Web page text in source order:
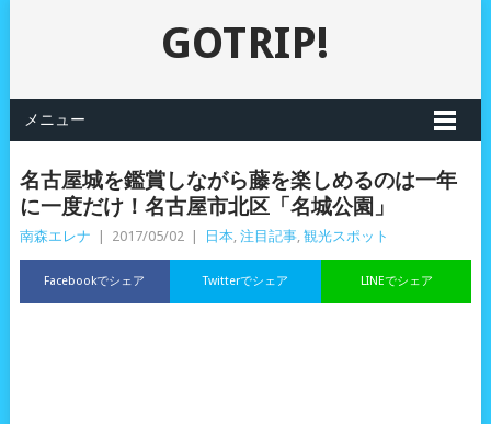
GOTRIP!
メニュー
名古屋城を鑑賞しながら藤を楽しめるのは一年
に一度だけ！名古屋市北区「名城公園」
南森エレナ 2017/05/02 日本, 注目記事, 観光スポット
Facebookでシェア LINEでシェア
Twitterでシェア